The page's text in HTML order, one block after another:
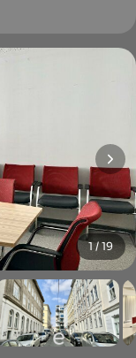
1 / 19